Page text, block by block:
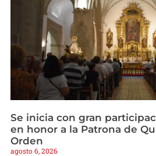
Se inicia con gran
en honor a la Patrona de
Orden
agosto 6, 2026